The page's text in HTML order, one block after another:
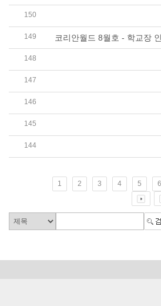
150 코리안월드 8월호 - TOPIK
149 코리안월드 8월호 - 학교장
148 아세안익스프레스, 월드코
147 재외동포신문-싱가포르한
146
145 월드코리언 - 3개월 만에 싱
144 월드코리언-힘내라 대한민
1 2 3 4 5 6